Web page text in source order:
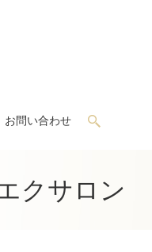
お問い合わせ search
クサロン